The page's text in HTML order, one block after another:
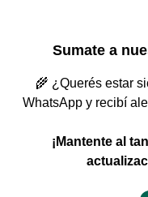
Sumate a
🌾 ¿Querés estar
WhatsApp y recibí
¡Mantente al